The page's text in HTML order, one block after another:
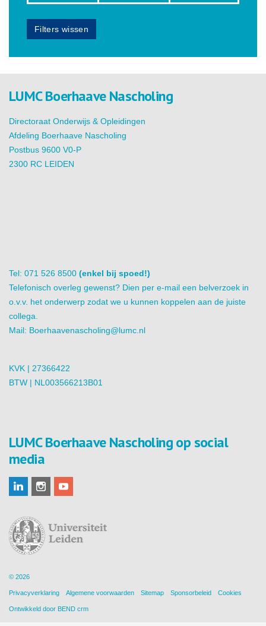
Filters wissen
LUMC Boerhaave Nascholing
Directoraat Onderwijs & Opleidingen
Afdeling Boerhaave Nascholing
Postbus 9600 V0-P
2300 RC LEIDEN
Tel: 071 526 8500 (enkel bij spoed!)
Telefonisch overleg gewenst? Dien per e-mail een belverzoek in
o.v.v. het onderwerp zodat we u kunnen koppelen aan de juiste
collega.
Mail: Boerhaavenascholing@lumc.nl
KVK | 27366422
BTW | NL003566213B01
LUMC Boerhaave Nascholing op social
media
© 2026
Privacyverklaring Algemene voorwaarden Sitemap Sponsorbeleid Cookies
Ontwikkeld door BEND crm